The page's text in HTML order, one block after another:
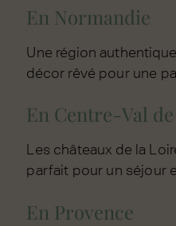
En Normandie
Une région
décor rêvé pour une
En Centre-Val
Les châteaux de la
parfait pour un séjour
En Provence